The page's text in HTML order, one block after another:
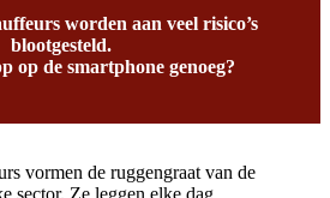
worden aan veel risico’s
blootgesteld.
op de smartphone genoeg?
vormen de ruggengraat van de
sector. Ze leggen elke dag